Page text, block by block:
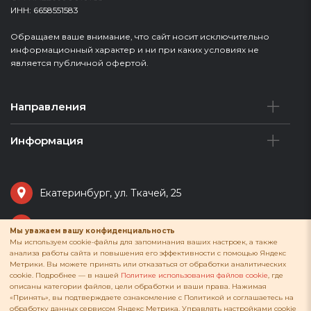
ИНН: 6658551583
Обращаем ваше внимание, что сайт носит исключительно
информационный характер и ни при каких условиях не
является публичной офертой.
Направления
Информация
Екатеринбург, ул. Ткачей, 25
senkisalon@mail.ru
+7 (343) 289-18-91
Telegram
Мы уважаем вашу конфиденциальность
Мы используем cookie-файлы для запоминания ваших настроек, а также
анализа работы сайта и повышения его эффективности с помощью Яндекс
Метрики. Вы можете принять или отказаться от обработки аналитических
cookie. Подробнее — в нашей Политике использования файлов cookie , где
описаны категории файлов, цели обработки и ваши права. Нажимая
«Принять», вы подтверждаете ознакомление с Политикой и соглашаетесь на
обработку данных сервисом Яндекс Метрика. Управлять настройками cookie